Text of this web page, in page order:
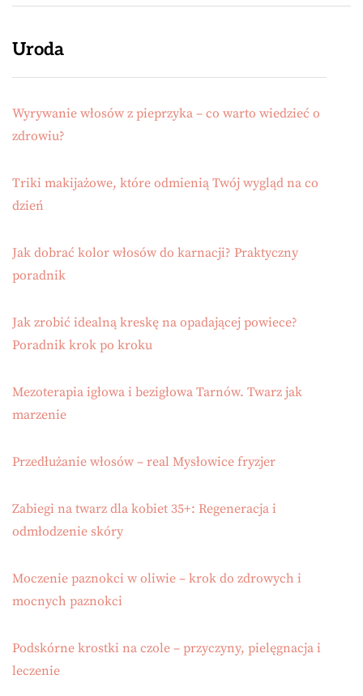
Uroda
Wyrywanie włosów z pieprzyka – co warto wiedzieć o
zdrowiu?
Triki makijażowe, które odmienią Twój wygląd na co
dzień
Jak dobrać kolor włosów do karnacji? Praktyczny
poradnik
Jak zrobić idealną kreskę na opadającej powiece?
Poradnik krok po kroku
Mezoterapia igłowa i bezigłowa Tarnów. Twarz jak
marzenie
Przedłużanie włosów – real Mysłowice fryzjer
Zabiegi na twarz dla kobiet 35+: Regeneracja i
odmłodzenie skóry
Moczenie paznokci w oliwie – krok do zdrowych i
mocnych paznokci
Podskórne krostki na czole – przyczyny, pielęgnacja i
leczenie